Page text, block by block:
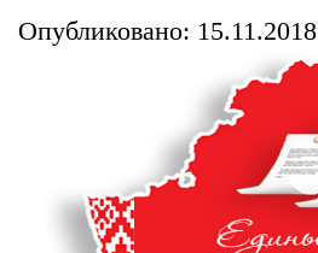
Опубликовано: 15.11.2018